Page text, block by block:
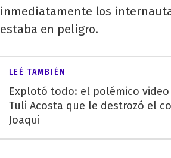
inmediatamente los
estaba en peligro.
LEÉ TAMBIÉN
Explotó todo: el polémico video
Tuli Acosta que le destrozó el
Joaqui